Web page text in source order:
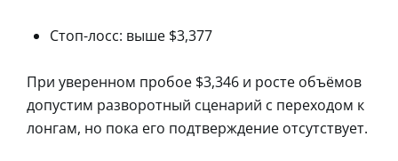
Стоп-лосс: выше $3,377
При уверенном пробое $3,346 и росте объёмов
допустим разворотный сценарий с переходом к
лонгам, но пока его подтверждение отсутствует.